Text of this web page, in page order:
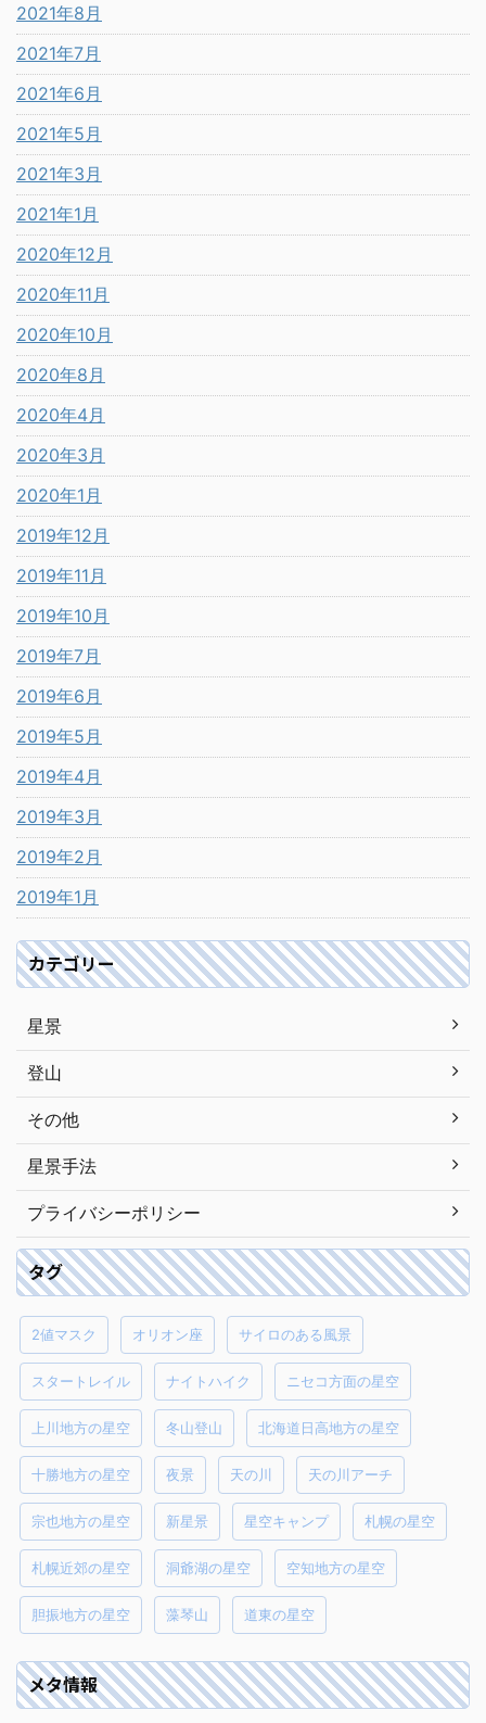
2021年8月
2021年7月
2021年6月
2021年5月
2021年3月
2021年1月
2020年12月
2020年11月
2020年10月
2020年8月
2020年4月
2020年3月
2020年1月
2019年12月
2019年11月
2019年10月
2019年7月
2019年6月
2019年5月
2019年4月
2019年3月
2019年2月
2019年1月
カテゴリー
星景
登山
その他
星景手法
プライバシーポリシー
タグ
2値マスク オリオン座 サイロのある風景
スタートレイル ナイトハイク ニセコ方面の星空
上川地方の星空 冬山登山 北海道日高地方の星空
十勝地方の星空 夜景 天の川 天の川アーチ
宗也地方の星空 新星景 星空キャンプ 札幌の星空
札幌近郊の星空 洞爺湖の星空 空知地方の星空
胆振地方の星空 藻琴山 道東の星空
メタ情報